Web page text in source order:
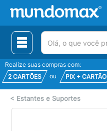
(pesquisar)
Realize suas compras com:
2 CARTÕES
ou PIX + CARTÃO
< Estantes e Suportes